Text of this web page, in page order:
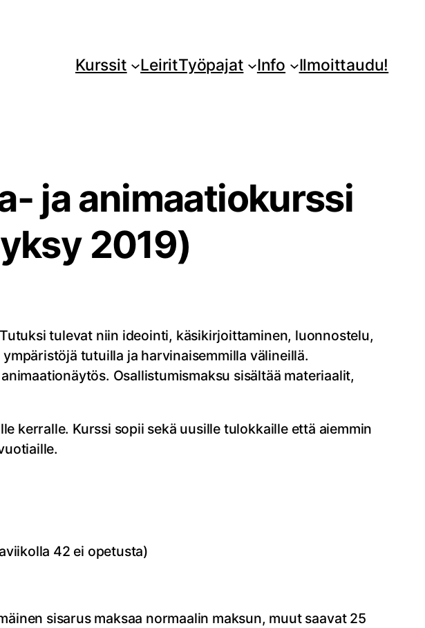
Kurssit LeiritTyöpajat Info Ilmoittaudu!
ja animaatiokurssi
2019)
tulevat niin ideointi, käsikirjoittaminen, luonnostelu,
tutuilla ja harvinaisemmilla välineillä.
Osallistumismaksu sisältää materiaalit,
kerralle. Kurssi sopii sekä uusille tulokkaille että aiemmin
42 ei opetusta)
sisarus maksaa normaalin maksun, muut saavat 25